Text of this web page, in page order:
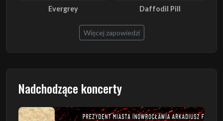
Evergrey Daffodil Pill
Więcej zapowiedzi
Nadchodzące koncerty